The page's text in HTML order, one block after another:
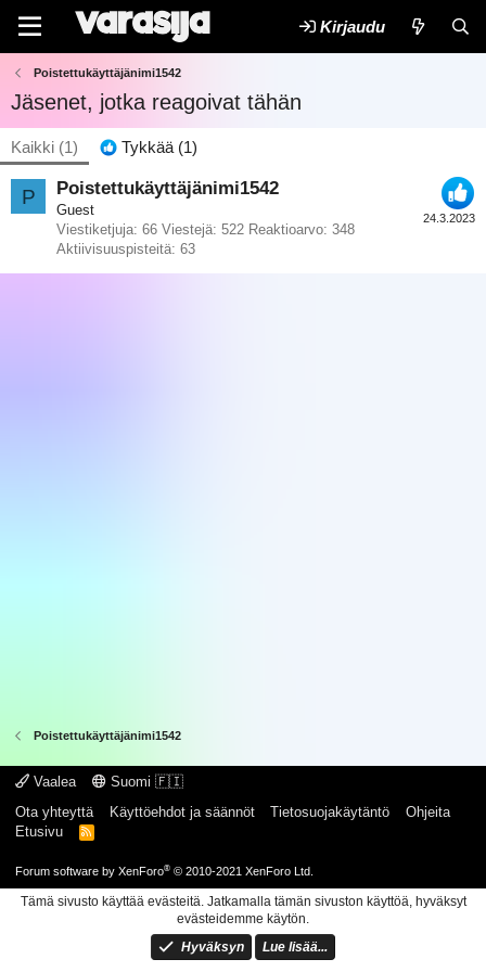
Kirjaudu
Poistettukäyttäjänimi1542
Jäsenet, jotka reagoivat tähän
Kaikki (1) Tykkää (1)
P
24.3.2023
Poistettukäyttäjänimi1542
Guest
Viestiketjuja 66 Viestejä 522 Reaktioarvo 348
Aktiivisuuspisteitä 63
Poistettukäyttäjänimi1542
Vaalea
Suomi 🇫🇮
Ota yhteyttä
Käyttöehdot ja säännöt Tietosuojakäytäntö
Ohjeita
Etusivu
R
Forum software by XenForo® © 2010-2021 XenForo Ltd.
Tämä sivusto käyttää evästeitä. Jatkamalla tämän sivuston käyttöä, hyväksyt
evästeidemme käytön.
Hyväksyn
Lue lisää...